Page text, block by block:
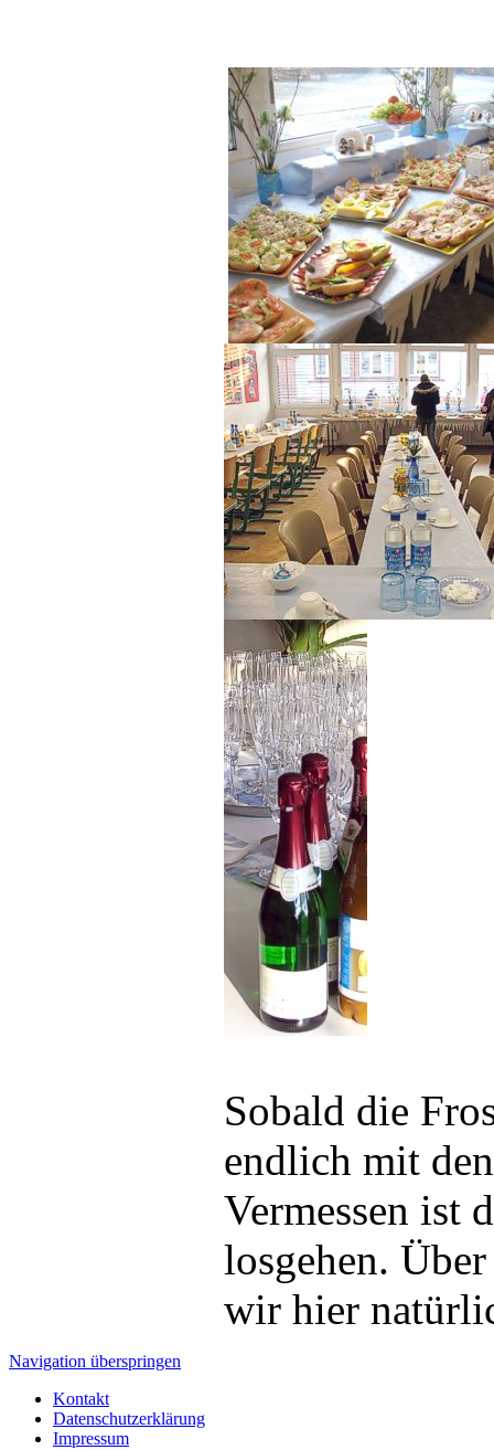
Sobald die
endlich mit
Vermessen ist
losgehen.
wir hier
Navigation überspringen
Kontakt
Datenschutzerklärung
Impressum